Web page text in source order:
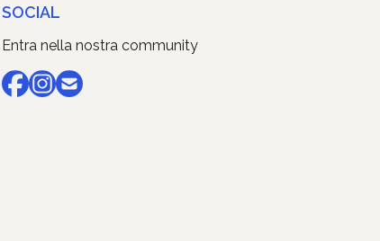
SOCIAL
Entra nella nostra community